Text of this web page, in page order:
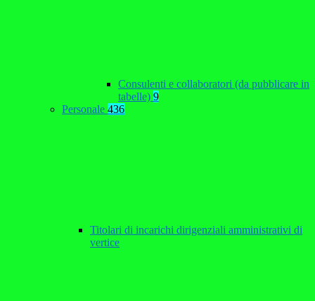
Consulenti e collaboratori (da pubblicare in
tabelle) 9
Personale 436
Titolari di incarichi dirigenziali amministrativi di
vertice